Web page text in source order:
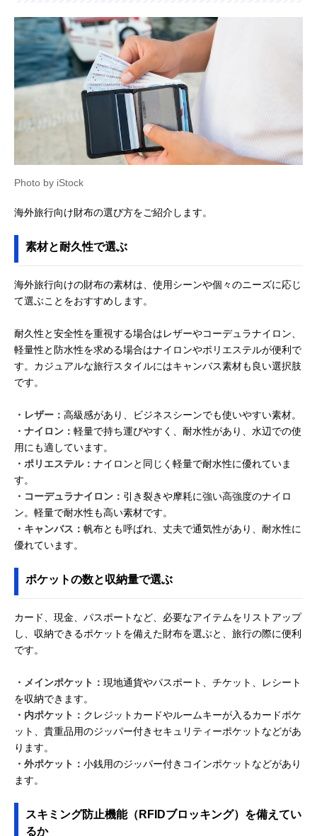
Photo by iStock
海外旅行向け財布の選び方をご紹介します。
素材と耐久性で選ぶ
海外旅行向けの財布の素材は、使用シーンや個々のニーズに応じ
て選ぶことをおすすめします。
耐久性と安全性を重視する場合はレザーやコーデュラナイロン、
軽量性と防水性を求める場合はナイロンやポリエステルが便利で
す。カジュアルな旅行スタイルにはキャンバス素材も良い選択肢
です。
・レザー： 高級感があり、ビジネスシーンでも使いやすい素材。
・ナイロン： 軽量で持ち運びやすく、耐水性があり、水辺での使
用にも適しています。
・ポリエステル： ナイロンと同じく軽量で耐水性に優れていま
す。
・コーデュラナイロン： 引き裂きや摩耗に強い高強度のナイロ
ン。軽量で耐水性も高い素材です。
・キャンバス： 帆布とも呼ばれ、丈夫で通気性があり、耐水性に
優れています。
ポケットの数と収納量で選ぶ
カード、現金、パスポートなど、必要なアイテムをリストアップ
し、収納できるポケットを備えた財布を選ぶと、旅行の際に便利
です。
・メインポケット： 現地通貨やパスポート、チケット、レシート
を収納できます。
・内ポケット： クレジットカードやルームキーが入るカードポケ
ット、貴重品用のジッパー付きセキュリティーポケットなどがあ
ります。
・外ポケット： 小銭用のジッパー付きコインポケットなどがあり
ます。
スキミング防止機能（RFIDブロッキング）を備えてい
るか